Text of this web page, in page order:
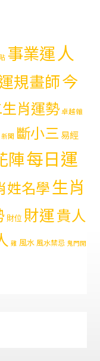
事業運人
規畫師今
肖運勢 卓越雜
新聞 斷小三易經
陣每日運
姓名學生肖
財位 財運貴人
雞 風水風水禁忌 鬼門開